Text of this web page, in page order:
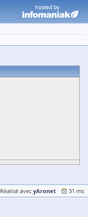
Réalisé avec yAronet 31 ms